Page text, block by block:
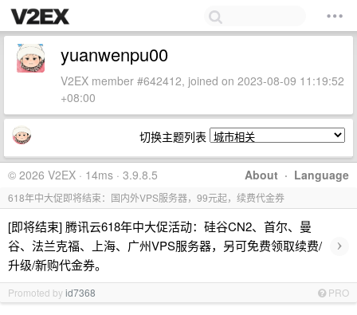
yuanwenpu00
V2EX member #642412, joined on 2023-08-09 11:19:52
+08:00
切换主题列表
About · Language
© 2026 V2EX · 14ms · 3.9.8.5
618年中大促即将结束：国内外VPS服务器，99元起，续费代金券
[即将结束] 腾讯云618年中大促活动：硅谷CN2、首尔、曼
谷、法兰克福、上海、广州VPS服务器，另可免费领取续费/
升级/新购代金券。
›
Promoted byid7368 PRO